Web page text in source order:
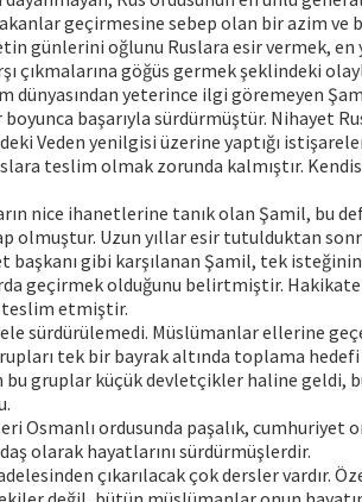
geçirmesine sebep olan bir azim ve
günlerini oğlunu Ruslara esir vermek, en
çıkmalarına göğüs germek şeklindeki
dünyasından yeterince ilgi göremeyen
başarıyla sürdürmüştür. Nihayet
Veden yenilgisi üzerine yaptığı
teslim olmak zorunda kalmıştır.
nice ihanetlerine tanık olan Şamil, bu
olmuştur. Uzun yıllar esir tutulduktan
başkanı gibi karşılanan Şamil, tek
geçirmek olduğunu belirtmiştir.
etmiştir.
sürdürülemedi. Müslümanlar ellerine
tek bir bayrak altında toplama
gruplar küçük devletçikler haline geldi,
Osmanlı ordusunda paşalık, cumhuriyet
olarak hayatlarını sürdürmüşlerdir.
çıkarılacak çok dersler vardır.